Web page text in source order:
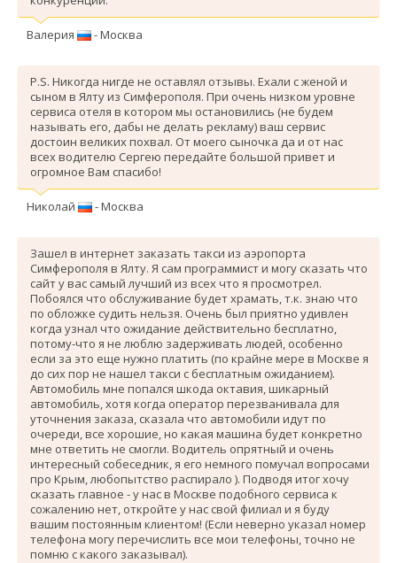
Валерия - Москва
P.S. Никогда нигде не оставлял отзывы. Ехали с женой и
сыном в Ялту из Симферополя. При очень низком уровне
сервиса отеля в котором мы остановились (не будем
называть его, дабы не делать рекламу) ваш сервис
достоин великих похвал. От моего сыночка да и от нас
всех водителю Сергею передайте большой привет и
огромное Вам спасибо!
Николай - Москва
Зашел в интернет заказать такси из аэропорта
Симферополя в Ялту. Я сам программист и могу сказать что
сайт у вас самый лучший из всех что я просмотрел.
Побоялся что обслуживание будет храмать, т.к. знаю что
по обложке судить нельзя. Очень был приятно удивлен
когда узнал что ожидание действительно бесплатно,
потому-что я не люблю задерживать людей, особенно
если за это еще нужно платить (по крайне мере в Москве я
до сих пор не нашел такси с бесплатным ожиданием).
Автомобиль мне попался шкода октавия, шикарный
автомобиль, хотя когда оператор перезванивала для
уточнения заказа, сказала что автомобили идут по
очереди, все хорошие, но какая машина будет конкретно
мне ответить не смогли. Водитель опрятный и очень
интересный собеседник, я его немного помучал вопросами
про Крым, любопытство распирало ). Подводя итог хочу
сказать главное - у нас в Москве подобного сервиса к
сожалению нет, откройте у нас свой филиал и я буду
вашим постоянным клиентом! (Если неверно указал номер
телефона могу перечислить все мои телефоны, точно не
помню с какого заказывал).